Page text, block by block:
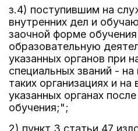
з.4) поступившим на
внутренних дел и
заочной форме
образовательную
указанных органов при
специальных званий -
таких организациях и
указанных органах
обучения;";
2) пункт 3 статьи 47